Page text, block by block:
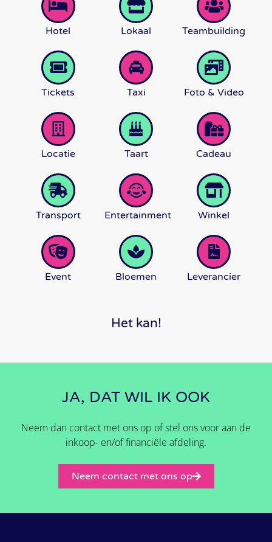
Hotel Lokaal Teambuilding
Tickets Taxi Foto & Video
Locatie Taart Cadeau
Transport Entertainment Winkel
Event Bloemen Leverancier
Het kan!
JA, DAT WIL IK OOK
Neem dan contact met ons op of stel ons voor aan de
inkoop- en/of financiële afdeling.
Neem contact met ons op